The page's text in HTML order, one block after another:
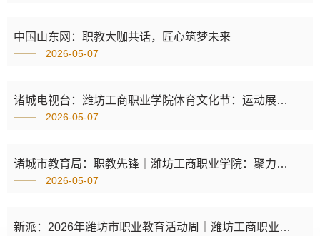
中国山东网：职教大咖共话，匠心筑梦未来
2026-05-07
诸城电视台：潍坊工商职业学院体育文化节：运动展风采 文化铸精神
2026-05-07
诸城市教育局：职教先锋｜潍坊工商职业学院：聚力产教融合 打造区域职教标杆
2026-05-07
新派：2026年潍坊市职业教育活动周｜潍坊工商职业学 院：专业赋能地方 助力区域干部数字化素养提升